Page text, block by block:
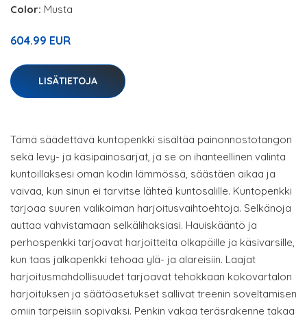
Color: Musta
604.99 EUR
LISÄTIETOJA
Tämä säädettävä kuntopenkki sisältää painonnostotangon
sekä levy- ja käsipainosarjat, ja se on ihanteellinen valinta
kuntoillaksesi oman kodin lämmössä, säästäen aikaa ja
vaivaa, kun sinun ei tarvitse lähteä kuntosalille. Kuntopenkki
tarjoaa suuren valikoiman harjoitusvaihtoehtoja. Selkänoja
auttaa vahvistamaan selkälihaksiasi. Hauiskääntö ja
perhospenkki tarjoavat harjoitteita olkapäille ja käsivarsille,
kun taas jalkapenkki tehoaa ylä- ja alareisiin. Laajat
harjoitusmahdollisuudet tarjoavat tehokkaan kokovartalon
harjoituksen ja säätöasetukset sallivat treenin soveltamisen
omiin tarpeisiin sopivaksi. Penkin vakaa teräsrakenne takaa